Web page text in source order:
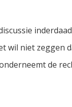
wil niet zeggen
de